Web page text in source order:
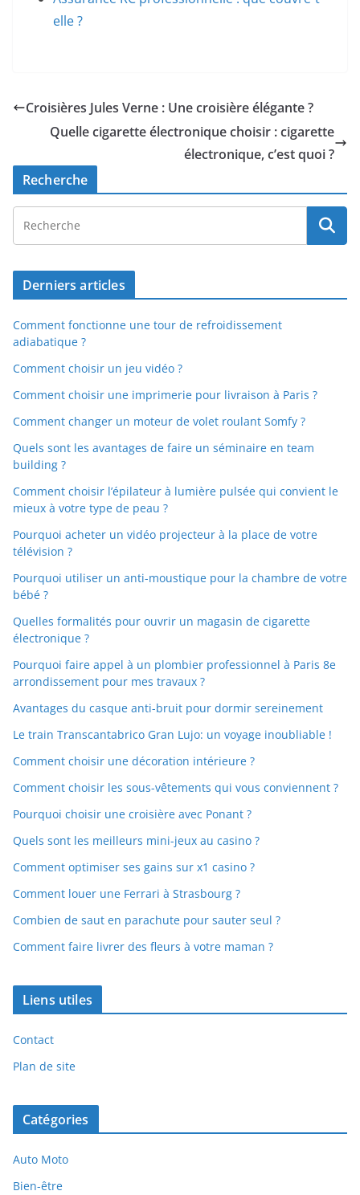
elle ?
Croisières Jules Verne : Une croisière élégante ?
Quelle cigarette électronique choisir : cigarette
électronique, c’est quoi ?
Recherche
Derniers articles
Comment fonctionne une tour de refroidissement
adiabatique ?
Comment choisir un jeu vidéo ?
Comment choisir une imprimerie pour livraison à Paris ?
Comment changer un moteur de volet roulant Somfy ?
Quels sont les avantages de faire un séminaire en team
building ?
Comment choisir l’épilateur à lumière pulsée qui convient le
mieux à votre type de peau ?
Pourquoi acheter un vidéo projecteur à la place de votre
télévision ?
Pourquoi utiliser un anti-moustique pour la chambre de votre
bébé ?
Quelles formalités pour ouvrir un magasin de cigarette
électronique ?
Pourquoi faire appel à un plombier professionnel à Paris 8e
arrondissement pour mes travaux ?
Avantages du casque anti-bruit pour dormir sereinement
Le train Transcantabrico Gran Lujo: un voyage inoubliable !
Comment choisir une décoration intérieure ?
Comment choisir les sous-vêtements qui vous conviennent ?
Pourquoi choisir une croisière avec Ponant ?
Quels sont les meilleurs mini-jeux au casino ?
Comment optimiser ses gains sur x1 casino ?
Comment louer une Ferrari à Strasbourg ?
Combien de saut en parachute pour sauter seul ?
Comment faire livrer des fleurs à votre maman ?
Liens utiles
Contact
Plan de site
Catégories
Auto Moto
Bien-être